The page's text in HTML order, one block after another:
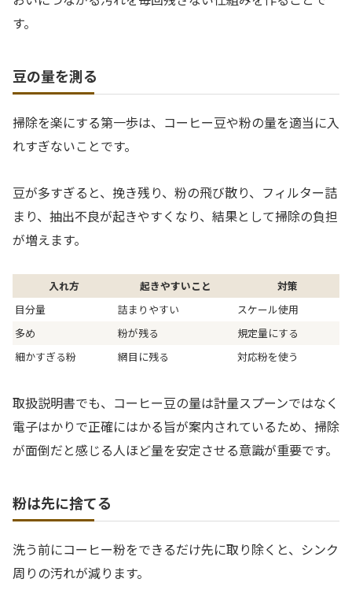
す。
豆の量を測る
掃除を楽にする第一歩は、コーヒー豆や粉の量を適当に入
れすぎないことです。
豆が多すぎると、挽き残り、粉の飛び散り、フィルター詰
まり、抽出不良が起きやすくなり、結果として掃除の負担
が増えます。
入れ方 起きやすいこと
対策
目分量
詰まりやすい
スケール使用
多め
粉が残る
規定量にする
細かすぎる粉
網目に残る 対応粉を使う
取扱説明書でも、コーヒー豆の量は計量スプーンではなく
電子はかりで正確にはかる旨が案内されているため、掃除
が面倒だと感じる人ほど量を安定させる意識が重要です。
粉は先に捨てる
洗う前にコーヒー粉をできるだけ先に取り除くと、シンク
周りの汚れが減ります。